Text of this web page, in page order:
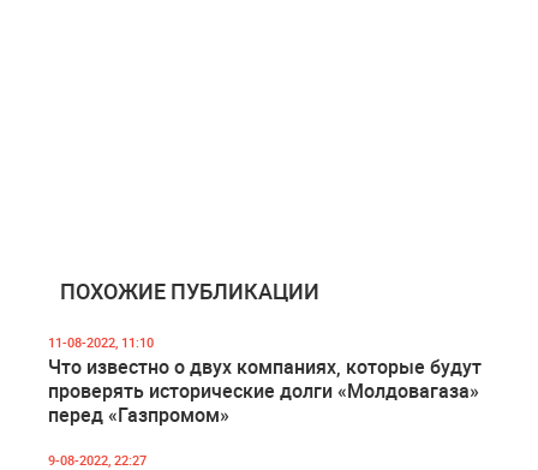
ПОХОЖИЕ ПУБЛИКАЦИИ
11-08-2022, 11:10
Что известно о двух компаниях, которые будут
проверять исторические долги «Молдовагаза»
перед «Газпромом»
9-08-2022, 22:27